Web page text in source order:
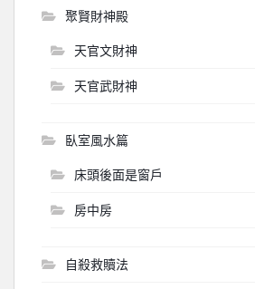
聚賢財神殿
天官文財神
天官武財神
臥室風水篇
床頭後面是窗戶
房中房
自殺救贖法